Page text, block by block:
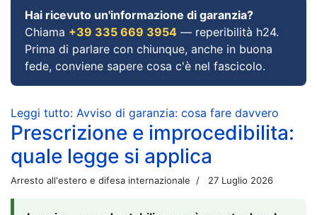
Hai ricevuto un'informazione di garanzia?
Chiama +39 335 669 3954 — reperibilità h24.
Prima di parlare con chiunque, anche in buona
fede, conviene sapere cosa c'è nel fascicolo.
Leggi tutto: Avviso di garanzia: cosa fare davvero
Prescrizione e improcedibilita:
quale legge si applica
Arresto all'estero e difesa internazionale 27 Luglio 2026